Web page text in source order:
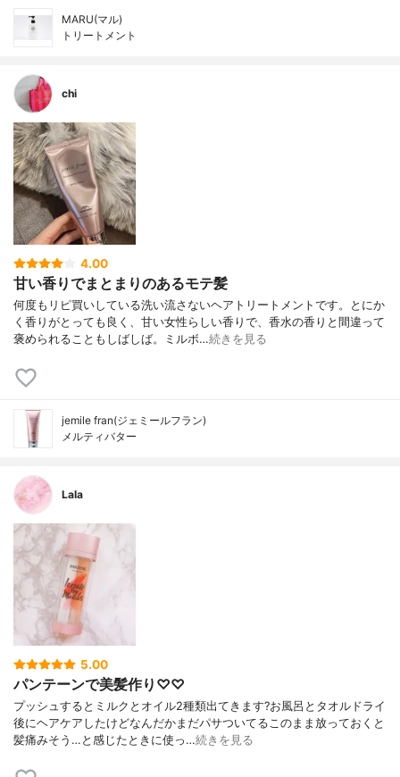
MARU(マル)
トリートメント
chi
4.00
甘い香りでまとまりのあるモテ髪
何度もリピ買いしている洗い流さないヘアトリートメントです。とにか
く香りがとっても良く、甘い女性らしい香りで、香水の香りと間違って
褒められることもしばしば。ミルボ…続きを見る
jemile fran(ジェミールフラン)
メルティバター
Lala
5.00
パンテーンで美髪作り♡♡
プッシュするとミルクとオイル2種類出てきます?お風呂とタオルドライ
後にヘアケアしたけどなんだかまだパサついてるこのまま放っておくと
髪痛みそう…と感じたときに使っ…続きを見る